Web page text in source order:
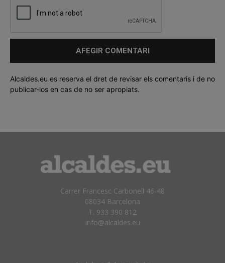
Alcaldes.eu es reserva el dret de revisar els comentaris i de no
publicar-los en cas de no ser apropiats.
Carrer Francesc Carbonell 46-48
08034 Barcelona
T. 933 390 812
info@alcaldes.eu